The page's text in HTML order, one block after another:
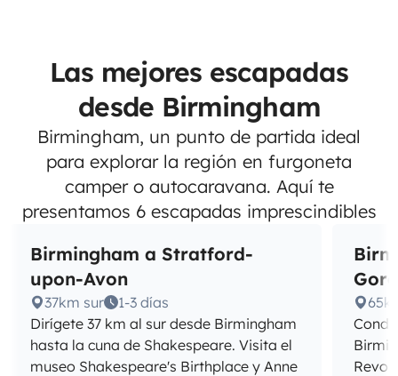
Las mejores escapadas
desde Birmingham
Birmingham, un punto de partida ideal
para explorar la región en furgoneta
camper o autocaravana. Aquí te
presentamos 6 escapadas imprescindibles
Birmingham a Stratford-
upon-Avon
37km sur
1-3 días
Dirígete 37 km al sur desde Birmingham
hasta la cuna de Shakespeare. Visita el
museo Shakespeare's Birthplace y Anne